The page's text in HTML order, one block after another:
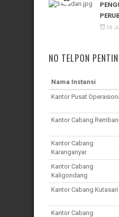
16
NO TELPON
Nama Instansi
Kantor Pusat
Kantor Cabang
Kantor Cabang
Karanganyar
Kantor Cabang
Kaligondang
Kantor Cabang Kutasari
Kantor Cabang